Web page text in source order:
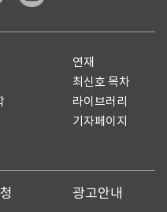
연재
최신호 목차
라이브러리
기자페이지
광고안내